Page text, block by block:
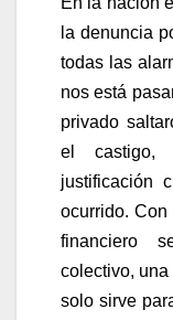
la denuncia
todas las
nos está
privado
el castigo,
justificación
ocurrido.
financiero
colectivo,
solo sirve